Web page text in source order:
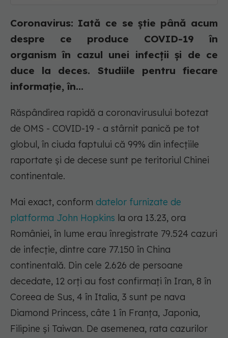
Coronavirus: Iată ce se știe până acum
despre ce produce COVID-19 în
organism în cazul unei infecții și de ce
duce la deces. Studiile pentru fiecare
informație, în...
Răspândirea rapidă a coronavirusului botezat
de OMS - COVID-19 - a stârnit panică pe tot
globul, în ciuda faptului că 99% din infecțiile
raportate și de decese sunt pe teritoriul Chinei
continentale.
Mai exact, conform datelor furnizate de
platforma John Hopkins la ora 13.23, ora
României, în lume erau înregistrate 79.524 cazuri
de infecție, dintre care 77.150 în China
continentală. Din cele 2.626 de persoane
decedate, 12 orți au fost confirmați în Iran, 8 în
Coreea de Sus, 4 în Italia, 3 sunt pe nava
Diamond Princess, câte 1 în Franța, Japonia,
Filipine și Taiwan. De asemenea, rata cazurilor